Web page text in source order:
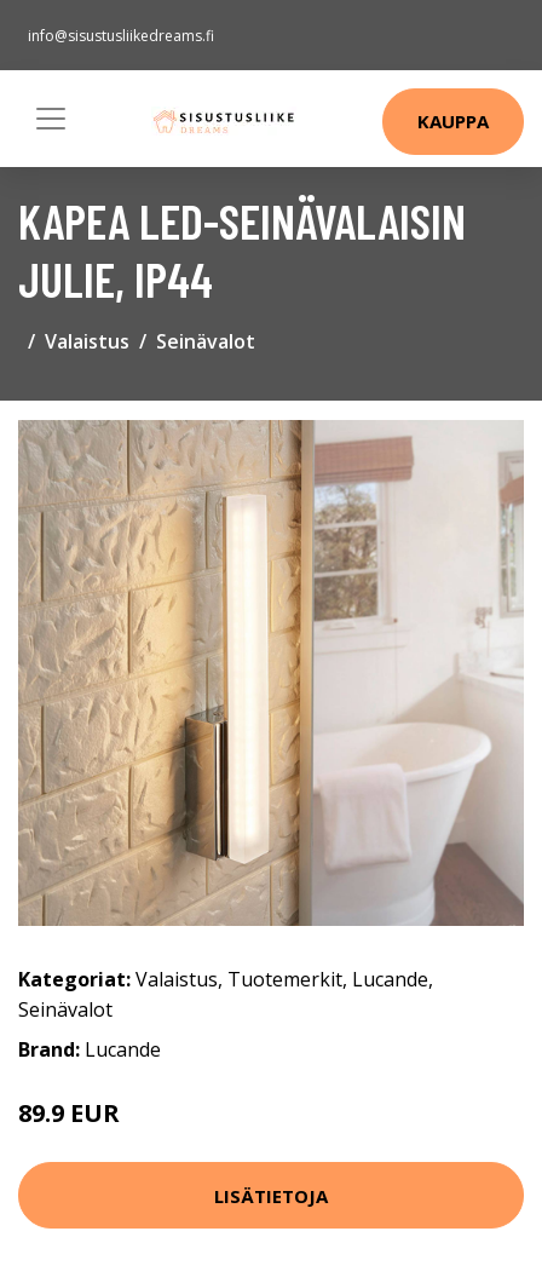
info@sisustusliikedreams.fi
KAUPPA
KAPEA LED-SEINÄVALAISIN
JULIE, IP44
Valaistus Seinävalot
Kategoriat:Valaistus, Tuotemerkit, Lucande,
Seinävalot
Brand: Lucande
89.9 EUR
LISÄTIETOJA